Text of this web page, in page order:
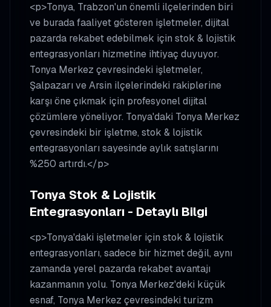
<p>Tonya, Trabzon'un önemli ilçelerinden biri
ve burada faaliyet gösteren işletmeler, dijital
pazarda rekabet edebilmek için stok & lojistik
entegrasyonları hizmetine ihtiyaç duyuyor.
Tonya Merkez çevresindeki işletmeler,
Şalpazarı ve Arsin ilçelerindeki rakiplerine
karşı öne çıkmak için profesyonel dijital
çözümlere yöneliyor. Tonya'daki Tonya Merkez
çevresindeki bir işletme, stok & lojistik
entegrasyonları sayesinde aylık satışlarını
%250 artırdı.</p>
Tonya Stok & Lojistik
Entegrasyonları - Detaylı Bilgi
<p>Tonya'daki işletmeler için stok & lojistik
entegrasyonları, sadece bir hizmet değil, aynı
zamanda yerel pazarda rekabet avantajı
kazanmanın yolu. Tonya Merkez'deki küçük
esnaf, Tonya Merkez çevresindeki turizm